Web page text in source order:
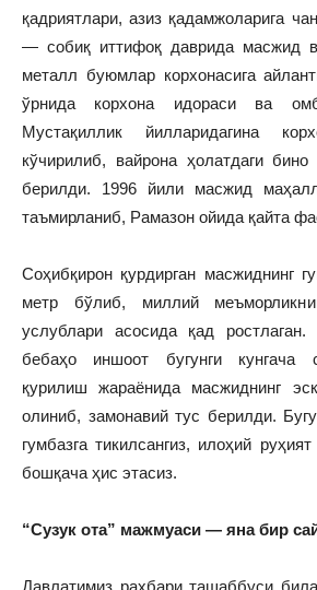
қадриятлари, азиз қадамжоларига
— собиқ иттифоқ даврида масжид
металл буюмлар корхонасига
ўрнида корхона идораси ва
Мустақиллик йилларидагина
кўчирилиб, вайрона ҳолатдаги бино
берилди. 1996 йили масжид
таъмирланиб, Рамазон ойида қайта
Соҳибқирон қурдирган масжиднинг
метр бўлиб, миллий
услублари асосида қад
бебаҳо иншоот бугунги кунгача
қурилиш жараёнида масжиднинг
олиниб, замонавий тус берилди.
гумбазга тикилсангиз, илоҳий
бошқача ҳис этасиз.
“Сузук ота” мажмуаси — яна бир
Давлатимиз раҳбари ташаббуси